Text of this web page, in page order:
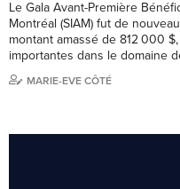
Le Gala Avant-Première
Montréal (SIAM) fut de
montant amassé de 812 000
importantes dans le domaine
MARIE-EVE CÔTÉ